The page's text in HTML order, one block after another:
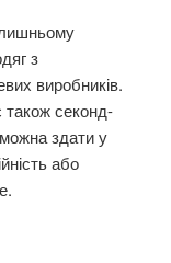
з
виробників.
також секонд-
здати у
або